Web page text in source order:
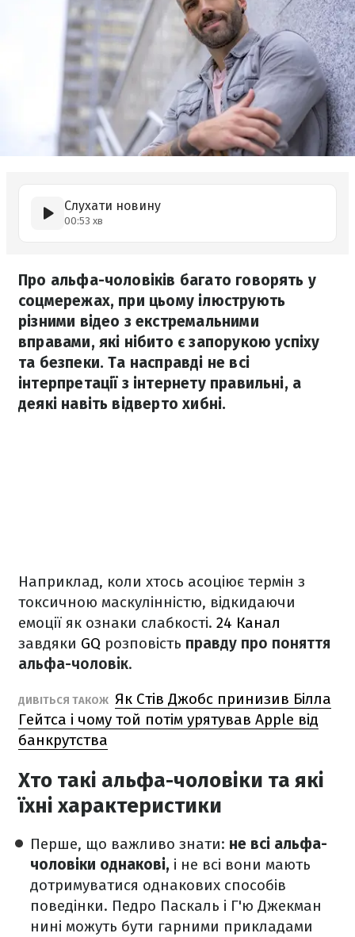
Слухати новину
00:53 хв
Про альфа-чоловіків багато говорять у
соцмережах, при цьому ілюструють
різними відео з екстремальними
вправами, які нібито є запорукою успіху
та безпеки. Та насправді не всі
інтерпретації з інтернету правильні, а
деякі навіть відверто хибні.
Наприклад, коли хтось асоціює термін з
токсичною маскулінністю, відкидаючи
емоції як ознаки слабкості. 24 Канал
завдяки GQ розповість правду про поняття
альфа-чоловік.
ДИВІТЬСЯ ТАКОЖ Як Стів Джобс принизив Білла
Гейтса і чому той потім урятував Apple від
банкрутства
Хто такі альфа-чоловіки та які
їхні характеристики
Перше, що важливо знати: не всі альфа-
чоловіки однакові, і не всі вони мають
дотримуватися однакових способів
поведінки. Педро Паскаль і Г'ю Джекман
нині можуть бути гарними прикладами